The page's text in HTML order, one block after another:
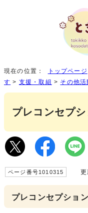
現在の位置： トップページ
す > 支援・取組 > その他活
プレコンセプ
ページ番号1010315 更
プレコンセプショ